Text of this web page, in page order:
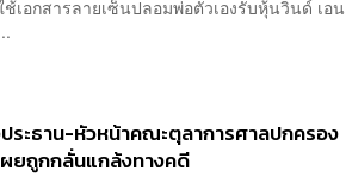
เอกสารลายเซ็นปลอมพ่อตัวเองรับหุ้นวินด์ เอน
ระธาน-หัวหน้าคณะตุลาการศาลปกครอง
ยถูกกลั่นแกล้งทางคดี